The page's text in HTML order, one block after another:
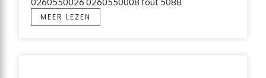
MEER LEZEN